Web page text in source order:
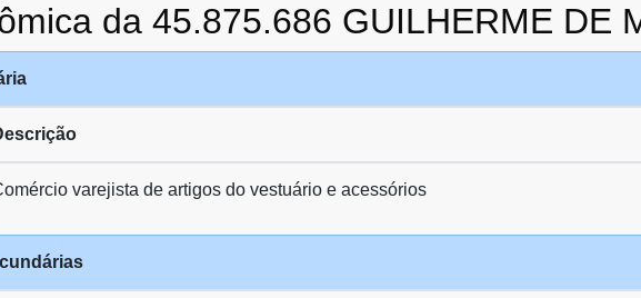
da 45.875.686 GUILHERME DE
varejista de artigos do vestuário e acessórios